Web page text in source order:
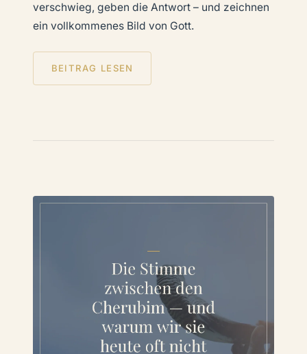
verschwieg, geben die Antwort – und zeichnen
ein vollkommenes Bild von Gott.
BEITRAG LESEN